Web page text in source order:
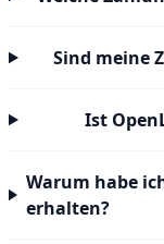
Sind meine
Ist
Warum habe
erhalten?